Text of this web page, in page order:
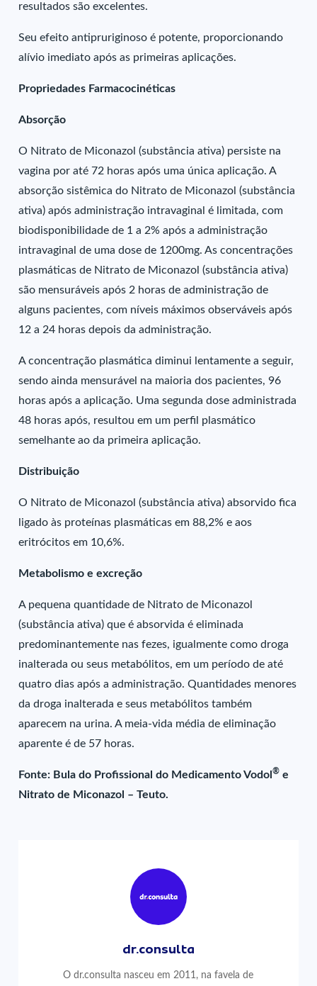
resultados são excelentes.
Seu efeito antipruriginoso é potente, proporcionando
alívio imediato após as primeiras aplicações.
Propriedades Farmacocinéticas
Absorção
O Nitrato de Miconazol (substância ativa) persiste na
vagina por até 72 horas após uma única aplicação. A
absorção sistêmica do Nitrato de Miconazol (substância
ativa) após administração intravaginal é limitada, com
biodisponibilidade de 1 a 2% após a administração
intravaginal de uma dose de 1200mg. As concentrações
plasmáticas de Nitrato de Miconazol (substância ativa)
são mensuráveis após 2 horas de administração de
alguns pacientes, com níveis máximos observáveis após
12 a 24 horas depois da administração.
A concentração plasmática diminui lentamente a seguir,
sendo ainda mensurável na maioria dos pacientes, 96
horas após a aplicação. Uma segunda dose administrada
48 horas após, resultou em um perfil plasmático
semelhante ao da primeira aplicação.
Distribuição
O Nitrato de Miconazol (substância ativa) absorvido fica
ligado às proteínas plasmáticas em 88,2% e aos
eritrócitos em 10,6%.
Metabolismo e excreção
A pequena quantidade de Nitrato de Miconazol
(substância ativa) que é absorvida é eliminada
predominantemente nas fezes, igualmente como droga
inalterada ou seus metabólitos, em um período de até
quatro dias após a administração. Quantidades menores
da droga inalterada e seus metabólitos também
aparecem na urina. A meia-vida média de eliminação
aparente é de 57 horas.
Fonte: Bula do Profissional do Medicamento Vodol® e
Nitrato de Miconazol – Teuto.
dr.consulta
O dr.consulta nasceu em 2011, na favela de